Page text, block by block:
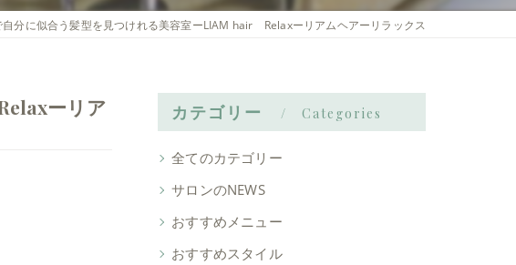
自分に似合う髪型を見つけれる美容室ーLIAM hair Relaxーリアムヘアーリラックス
ーリア
カテゴリー Categories
全てのカテゴリー
サロンのNEWS
おすすめメニュー
おすすめスタイル